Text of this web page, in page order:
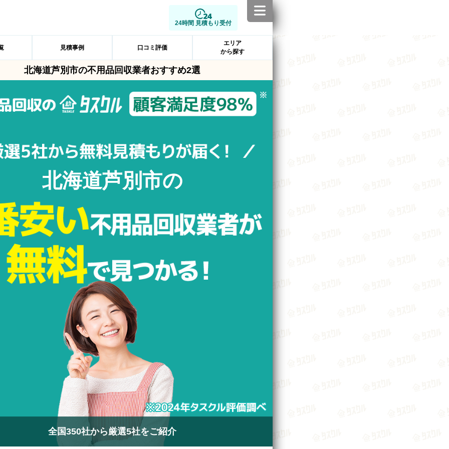
24時間 見積もり受付
見積事例 口コミ評価
エリア
から探す
北海道芦別市の不用品回収業者おすすめ2選
北海道芦別市の
全国350社から厳選5社をご紹介